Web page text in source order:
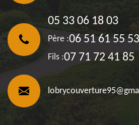
05 33 06 18 03
Père :06 51 61 55 53
Fils :07 71 72 41 85